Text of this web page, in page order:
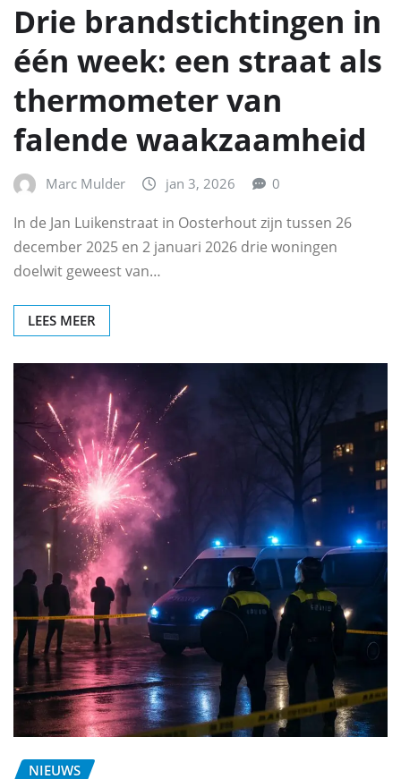
Drie brandstichtingen in
één week: een straat als
thermometer van
falende waakzaamheid
Marc Mulder jan 3, 2026 0
In de Jan Luikenstraat in Oosterhout zijn tussen 26
december 2025 en 2 januari 2026 drie woningen
doelwit geweest van…
LEES MEER
NIEUWS